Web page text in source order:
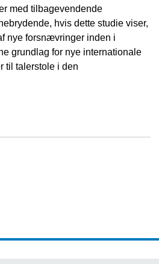
med tilbagevendende
hvis dette studie viser,
nye forsnævringer inden i
grundlag for nye internationale
til talerstole i den